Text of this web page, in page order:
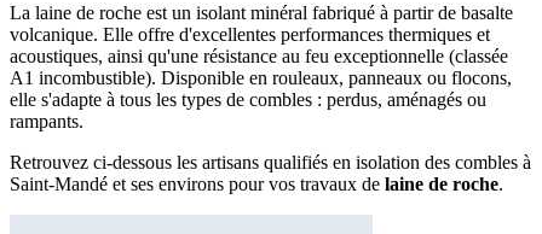
La laine de roche est un isolant minéral fabriqué à partir de basalte
volcanique. Elle offre d'excellentes performances thermiques et
acoustiques, ainsi qu'une résistance au feu exceptionnelle (classée
A1 incombustible). Disponible en rouleaux, panneaux ou flocons,
elle s'adapte à tous les types de combles : perdus, aménagés ou
rampants.
Retrouvez ci-dessous les artisans qualifiés en isolation des combles à
Saint-Mandé et ses environs pour vos travaux de laine de roche.